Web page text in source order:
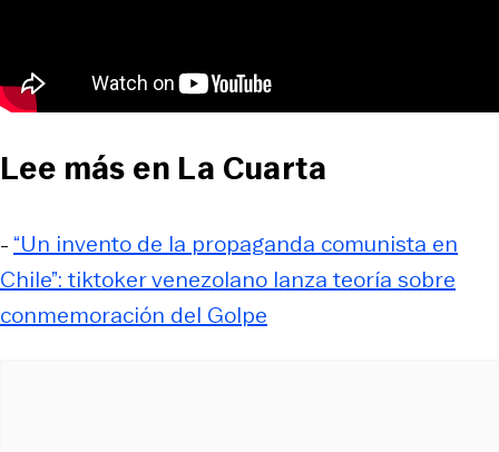
Lee más en La Cuarta
- “Un invento de la propaganda comunista en
Chile”: tiktoker venezolano lanza teoría sobre
conmemoración del Golpe